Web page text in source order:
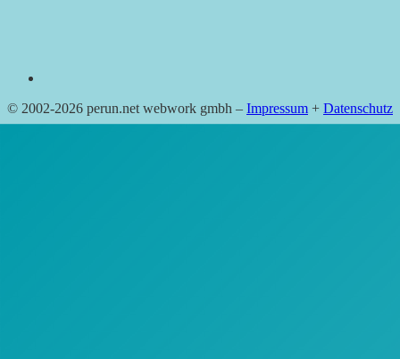
© 2002-2026 perun.net webwork gmbh – Impressum + Datenschutz